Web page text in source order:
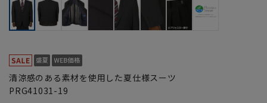
清涼感のある素材を使用した夏仕様スーツ
PRG41031-19